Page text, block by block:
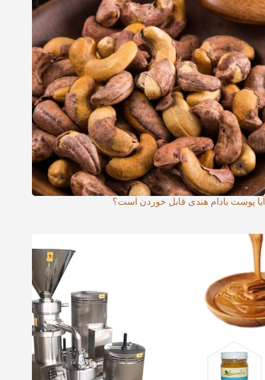
آیا پوست بادام هندی قابل خوردن است؟